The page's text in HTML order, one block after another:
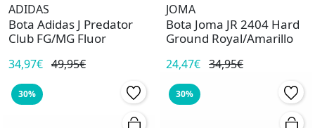
ADIDAS
Bota Adidas J Predator
Club FG/MG Fluor
34,97€ 49,95€
JOMA
Bota Joma JR 2404 Hard
Ground Royal/Amarillo
24,47€ 34,95€
30% 30%